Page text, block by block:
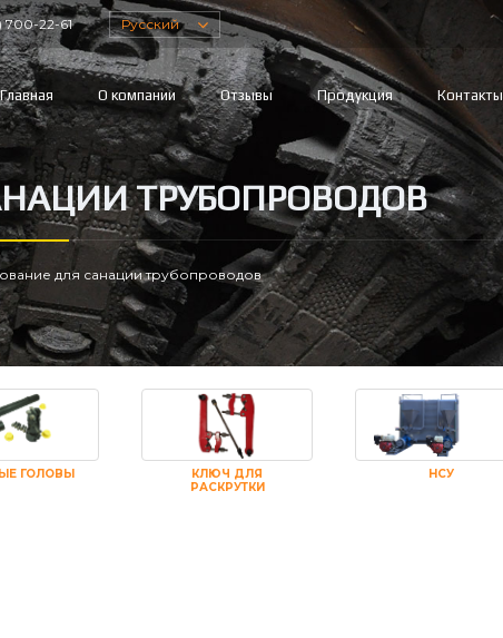
700-22-61 Русский
Главная О компании Отзывы Продукция Контакты
ТРУБОПРОВОДОВ
для санации трубопроводов
ГОЛОВЫ
КЛЮЧ ДЛЯ
РАСКРУТКИ
НСУ